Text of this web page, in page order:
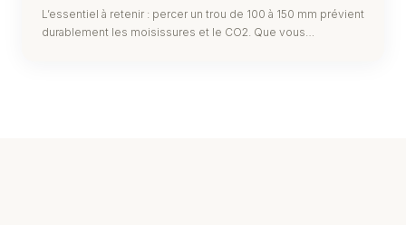
L’essentiel à retenir : percer un trou de 100 à 150 mm prévient
durablement les moisissures et le CO2. Que vous